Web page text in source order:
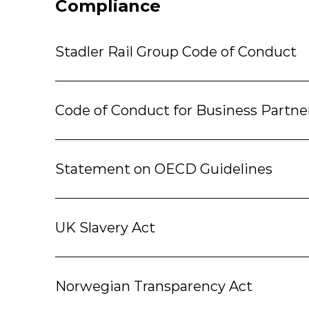
Compliance
Stadler Rail Group Code of Conduct
Code of Conduct for Business
Statement on OECD Guidelines
UK Slavery Act
Norwegian Transparency Act